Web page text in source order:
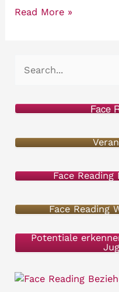
Talente
ich
Talente?
Read More »
e
n
c
h
:
Face
Face Reading
Face Reading
Potentiale